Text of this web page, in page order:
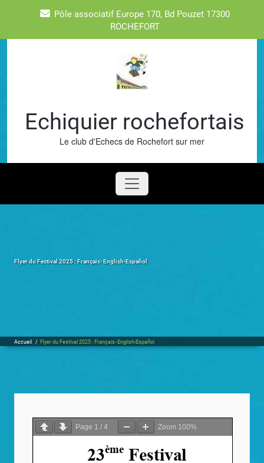
Pôle associatif Europe 170, Bd Pouzet 17300
ROCHEFORT
Echiquier rochefortais
Le club d'Echecs de Rochefort sur mer
Flyer du Festival 2025 : Français- English-Español
Accueil / Flyer du Festival 2025 : Français- English-Español
Page 1 / 4 Zoom 100%